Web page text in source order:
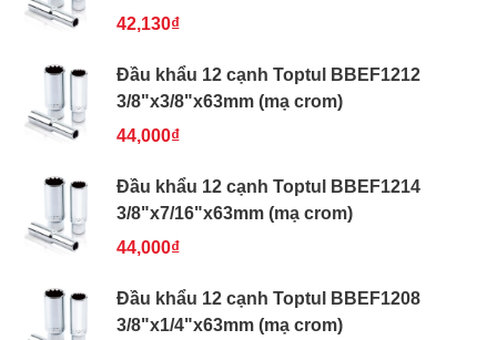
42,130₫
Đầu khẩu 12 cạnh Toptul BBEF1212
3/8"x3/8"x63mm (mạ crom)
44,000₫
Đầu khẩu 12 cạnh Toptul BBEF1214
3/8"x7/16"x63mm (mạ crom)
44,000₫
Đầu khẩu 12 cạnh Toptul BBEF1208
3/8"x1/4"x63mm (mạ crom)